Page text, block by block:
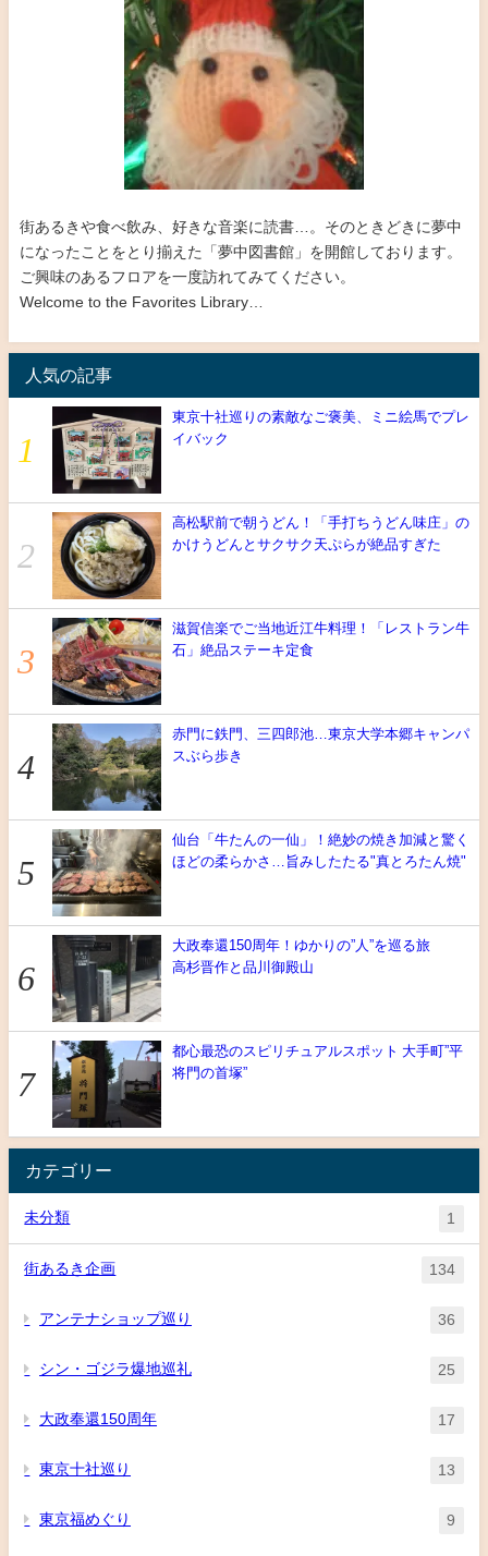
街あるきや食べ飲み、好きな音楽に読書…。そのときどきに夢中
になったことをとり揃えた「夢中図書館」を開館しております。
ご興味のあるフロアを一度訪れてみてください。
Welcome to the Favorites Library…
人気の記事
東京十社巡りの素敵なご褒美、ミニ絵馬でプレ
イバック
高松駅前で朝うどん！「手打ちうどん味庄」の
かけうどんとサクサク天ぷらが絶品すぎた
滋賀信楽でご当地近江牛料理！「レストラン牛
石」絶品ステーキ定食
赤門に鉄門、三四郎池…東京大学本郷キャンパ
スぶら歩き
仙台「牛たんの一仙」！絶妙の焼き加減と驚く
ほどの柔らかさ…旨みしたたる"真とろたん焼"
大政奉還150周年！ゆかりの”人”を巡る旅
高杉晋作と品川御殿山
都心最恐のスピリチュアルスポット 大手町”平
将門の首塚”
カテゴリー
未分類 1
街あるき企画 134
アンテナショップ巡り 36
シン・ゴジラ爆地巡礼 25
大政奉還150周年 17
東京十社巡り 13
東京福めぐり 9